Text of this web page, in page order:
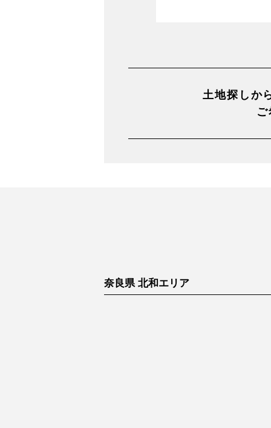
土地探しか
奈良県 北和エリア